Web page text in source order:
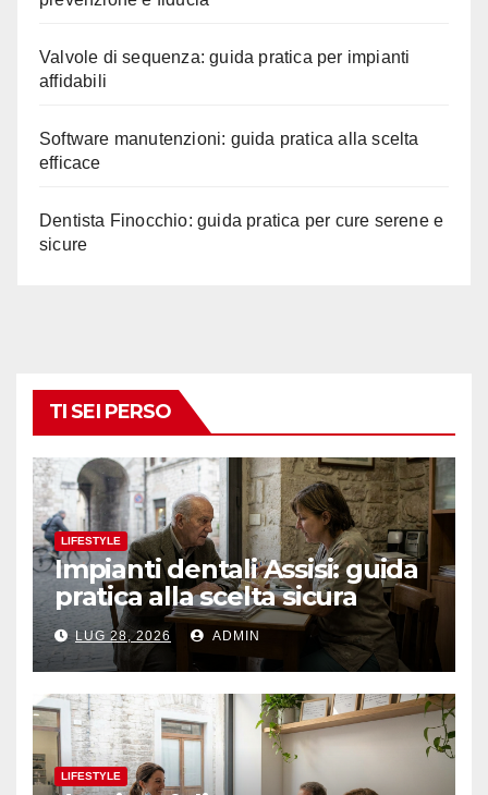
Valvole di sequenza: guida pratica per impianti
affidabili
Software manutenzioni: guida pratica alla scelta
efficace
Dentista Finocchio: guida pratica per cure serene e
sicure
TI SEI PERSO
LIFESTYLE
Impianti dentali Assisi: guida
pratica alla scelta sicura
LUG 28, 2026 ADMIN
LIFESTYLE